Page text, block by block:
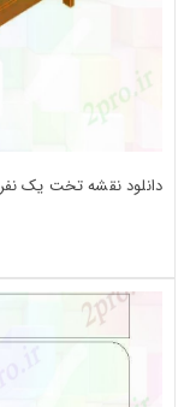
دانلود نقشه تخت یک